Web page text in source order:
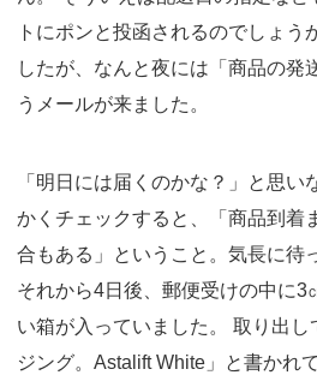
トにポンと投函されるのでしょう
したが、なんと夜には「商品の発
うメールが来ました。
「明日には届くのかな？」と思い
かくチェックすると、「商品到着
合もある」ということ。気長に待
それから4日後、郵便受けの中に3
い箱が入っていました。 取り出し
ジング。Astalift White」と書かれ